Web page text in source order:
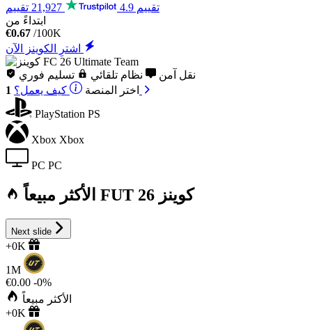
تقييم 4.9
21,927 تقييم
ابتداءً من
€0.67 /100K
نقل آمن نظام تلقائي
تسليم فوري
1
اختر المنصة
PlayStation PS
Xbox Xbox
PC PC
الأكثر مبيعاً FUT 26 كوينز
Next slide
+0K
1M
€0.00 -0%
الأكثر مبيعاً
+0K